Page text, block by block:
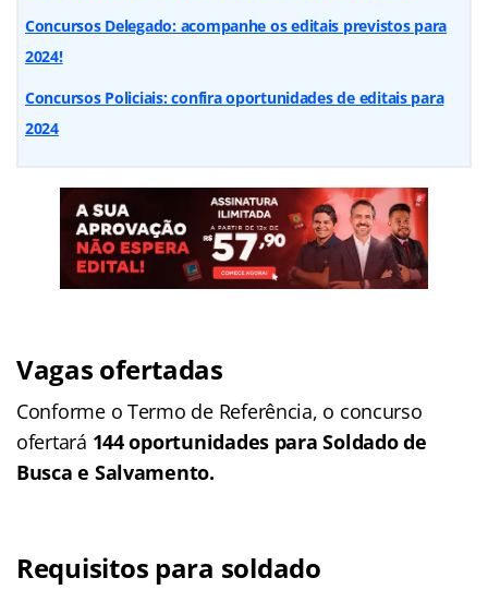
Concursos Delegado: acompanhe os editais previstos para
2024!
Concursos Policiais: confira oportunidades de editais para
2024
Vagas ofertadas
Conforme o Termo de Referência, o concurso
ofertará 144 oportunidades para Soldado de
Busca e Salvamento.
Requisitos para soldado